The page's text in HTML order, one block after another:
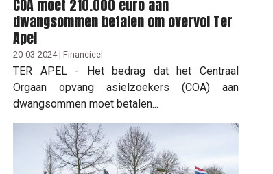
COA moet 210.000 euro aan
dwangsommen betalen om overvol Ter
Apel
20-03-2024 | Financieel
TER APEL - Het bedrag dat het Centraal
Orgaan opvang asielzoekers (COA) aan
dwangsommen moet betalen...